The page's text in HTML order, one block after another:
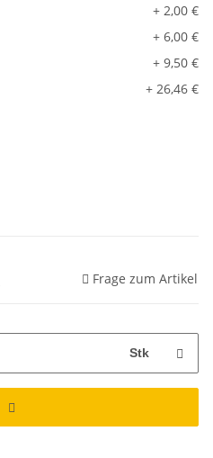
+ 2,00 €
+ 6,00 €
+ 9,50 €
+ 26,46 €
Frage zum Artikel
Stk